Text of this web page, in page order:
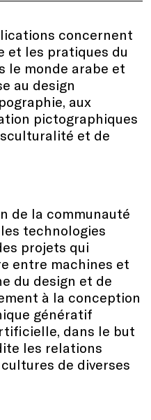
concernent
et les pratiques du
le monde arabe et
au design
aux
pictographiques
et de
de la communauté
technologies
projets qui
entre machines et
du design et de
à la conception
génératif
dans le but
les relations
de diverses